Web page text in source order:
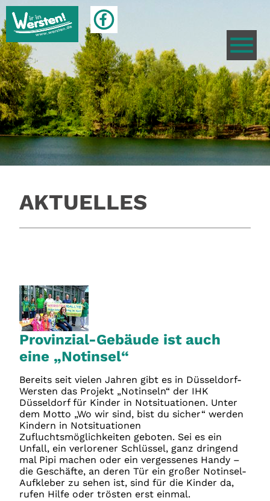
AKTUELLES
Provinzial-Gebäude ist auch
eine „Notinsel“
Bereits seit vielen Jahren gibt es in Düsseldorf-
Wersten das Projekt „Notinseln“ der IHK
Düsseldorf für Kinder in Notsituationen. Unter
dem Motto „Wo wir sind, bist du sicher“ werden
Kindern in Notsituationen
Zufluchtsmöglichkeiten geboten. Sei es ein
Unfall, ein verlorener Schlüssel, ganz dringend
mal Pipi machen oder ein vergessenes Handy –
die Geschäfte, an deren Tür ein großer Notinsel-
Aufkleber zu sehen ist, sind für die Kinder da,
rufen Hilfe oder trösten erst einmal.